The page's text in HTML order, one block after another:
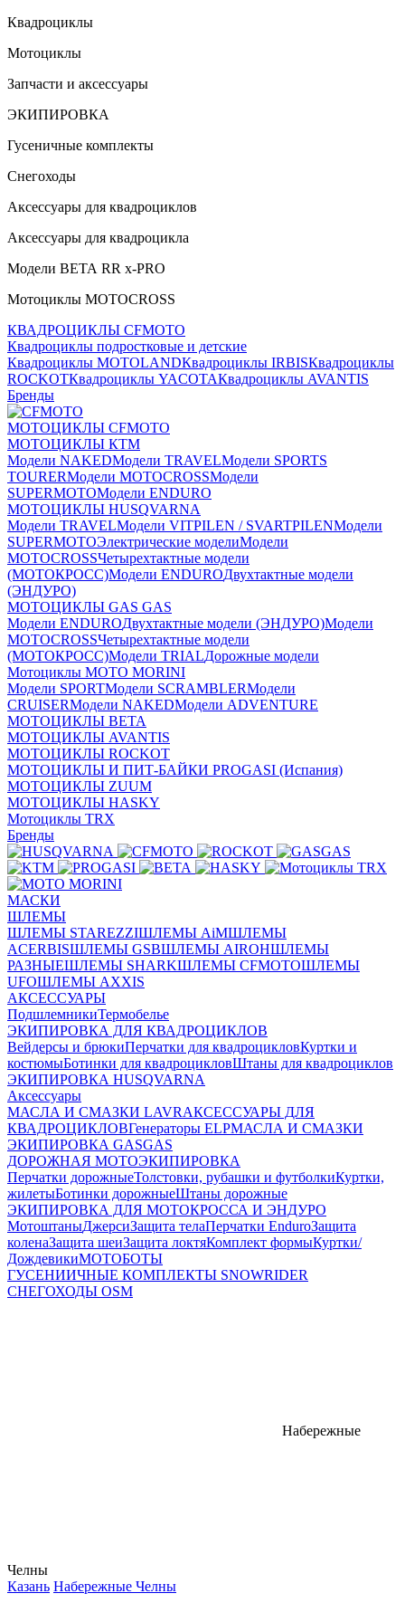
Квадроциклы
Мотоциклы
Запчасти и аксессуары
ЭКИПИРОВКА
Гусеничные комплекты
Снегоходы
Аксессуары для квадроциклов
Аксессуары для квадроцикла
Модели ВЕТА RR x-PRO
Мотоциклы MOTOCROSS
КВАДРОЦИКЛЫ CFMOTO
Квадроциклы подростковые и детские
Квадроциклы MOTOLANDКвадроциклы IRBISКвадроциклы
ROCKOTКвадроциклы YACOTAКвадроциклы AVANTIS
Бренды
МОТОЦИКЛЫ CFMOTO
МОТОЦИКЛЫ КТМ
Модели NAKEDМодели TRAVELМодели SPORTS
TOURERМодели MOTOCROSSМодели
SUPERMOTOМодели ENDURO
МОТОЦИКЛЫ HUSQVARNA
Модели TRAVELМодели VITPILEN / SVARTPILENМодели
SUPERMOTOЭлектрические моделиМодели
MOTOCROSSЧетырехтактные модели
(МОТОКРОСС)Модели ENDUROДвухтактные модели
(ЭНДУРО)
МОТОЦИКЛЫ GAS GAS
Модели ENDUROДвухтактные модели (ЭНДУРО)Модели
MOTOCROSSЧетырехтактные модели
(МОТОКРОСС)Модели TRIALДорожные модели
Мотоциклы MOTO MORINI
Модели SPORTМодели SCRAMBLERМодели
CRUISERМодели NAKEDМодели ADVENTURE
МОТОЦИКЛЫ BETA
МОТОЦИКЛЫ AVANTIS
МОТОЦИКЛЫ ROCKOT
МОТОЦИКЛЫ И ПИТ-БАЙКИ PROGASI (Испания)
МОТОЦИКЛЫ ZUUM
МОТОЦИКЛЫ HASKY
Мотоциклы TRX
Бренды
МАСКИ
ШЛЕМЫ
ШЛЕМЫ STAREZZIШЛЕМЫ AiMШЛЕМЫ
ACERBISШЛЕМЫ GSBШЛЕМЫ AIROHШЛЕМЫ
РАЗНЫЕШЛЕМЫ SHARKШЛЕМЫ CFMOTOШЛЕМЫ
UFOШЛЕМЫ AXXIS
АКСЕССУАРЫ
ПодшлемникиТермобелье
ЭКИПИРОВКА ДЛЯ КВАДРОЦИКЛОВ
Вейдерсы и брюкиПерчатки для квадроцикловКуртки и
костюмыБотинки для квадроцикловШтаны для квадроциклов
ЭКИПИРОВКА HUSQVARNA
Аксессуары
МАСЛА И СМАЗКИ LAVRАКСЕССУАРЫ ДЛЯ
КВАДРОЦИКЛОВГенераторы ELPМАСЛА И СМАЗКИ
ЭКИПИРОВКА GASGAS
ДОРОЖНАЯ МОТОЭКИПИРОВКА
Перчатки дорожныеТолстовки, рубашки и футболкиКуртки,
жилетыБотинки дорожныеШтаны дорожные
ЭКИПИРОВКА ДЛЯ МОТОКРОССА И ЭНДУРО
МотоштаныДжерсиЗащита телаПерчатки EnduroЗащита
коленаЗащита шеиЗащита локтяКомплект формыКуртки/
ДождевикиМОТОБОТЫ
ГУСЕНИИЧНЫЕ КОМПЛЕКТЫ SNOWRIDER
СНЕГОХОДЫ OSM
Набережные
Челны
Казань Набережные Челны